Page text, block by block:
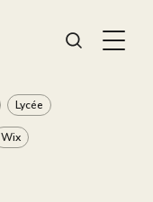
Lycée
Wix